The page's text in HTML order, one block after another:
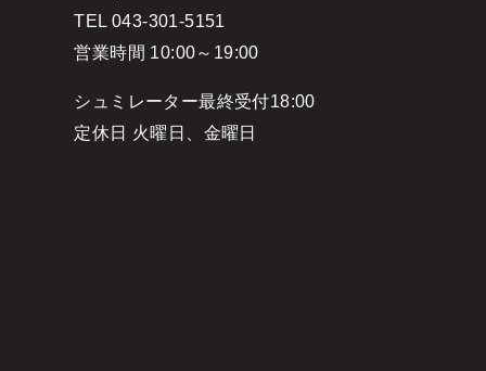
TEL 043-301-5151
営業時間 10:00～19:00
シュミレーター最終受付18:00
定休日 火曜日、金曜日